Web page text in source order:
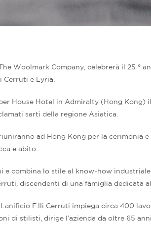
Woolmark Company, celebrerà il 25 °
Cerruti e Lyria.
House Hotel in Admiralty (Hong
sarti della regione Asiatica.
ad Hong Kong per la cerimonia
e abito.
combina lo stile al know-how industriale
discendenti di una famiglia dedicata
F.lli Cerruti impiega circa 400
di stilisti, dirige l’azienda da oltre 65